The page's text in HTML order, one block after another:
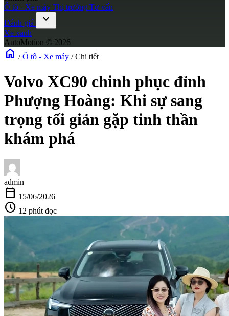
Ô tô - Xe máy Thị trường Tư vấn
Đánh giá
expand_more
Xe xanh
AutoMotion © 2026
home / Ô tô - Xe máy / Chi tiết
Volvo XC90 chinh phục đỉnh
Phượng Hoàng: Khi sự sang
trọng tối giản gặp tinh thần
khám phá
admin
calendar_today 15/06/2026
schedule 12 phút đọc